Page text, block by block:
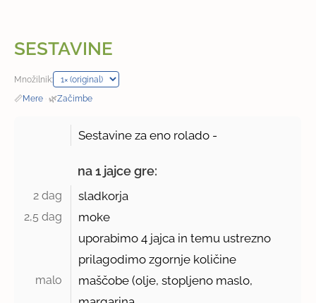
SESTAVINE
Množilnik:
📏Mere · 🌿Začimbe
Sestavine za eno rolado -
na 1 jajce gre:
2 dag sladkorja
2,5 dag
moke
uporabimo4 jajca in temu ustrezno
prilagodimo zgornje količine
malo
maščobe (olje, stopljeno maslo,